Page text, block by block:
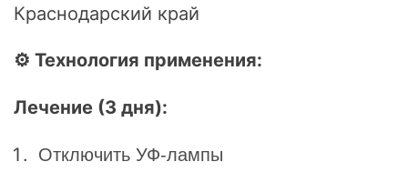
Краснодарский край
⚙ Технология применения:
Лечение (3 дня):
Отключить УФ-лампы